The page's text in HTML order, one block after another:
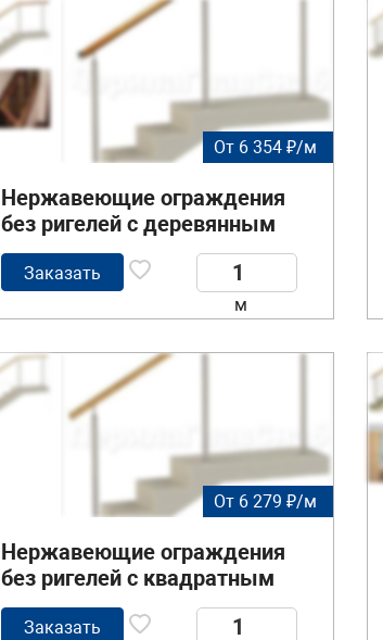
От 6 354 ₽/м
Нержавеющие ограждения
без ригелей с деревянным
поручнем
Заказать
м
От 6 279 ₽/м
Нержавеющие ограждения
без ригелей с квадратным
деревянным поручнем
Заказать